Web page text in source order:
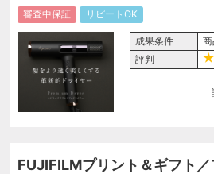
審査中保証 リピートOK
成果条件
商
評判
FUJIFILMプリント＆ギフト